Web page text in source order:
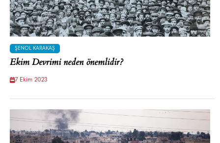
ŞENOL KARAKAŞ
Ekim Devrimi neden önemlidir?
7 Ekim 2023